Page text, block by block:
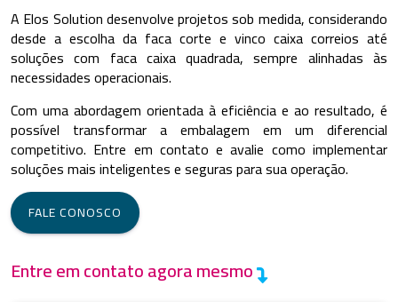
A Elos Solution desenvolve projetos sob medida, considerando
desde a escolha da faca corte e vinco caixa correios até
soluções com faca caixa quadrada, sempre alinhadas às
necessidades operacionais.
Com uma abordagem orientada à eficiência e ao resultado, é
possível transformar a embalagem em um diferencial
competitivo. Entre em contato e avalie como implementar
soluções mais inteligentes e seguras para sua operação.
FALE CONOSCO
Entre em contato agora mesmo